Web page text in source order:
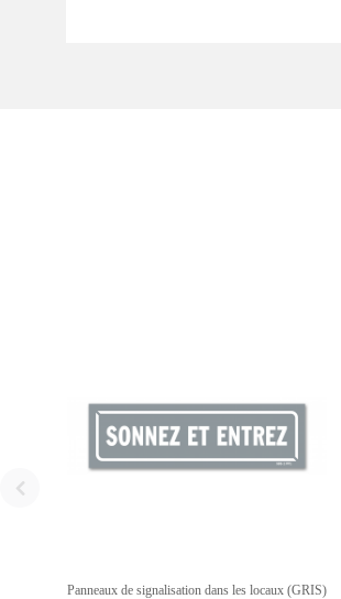
Panneaux de signalisation dans les locaux (GRIS)